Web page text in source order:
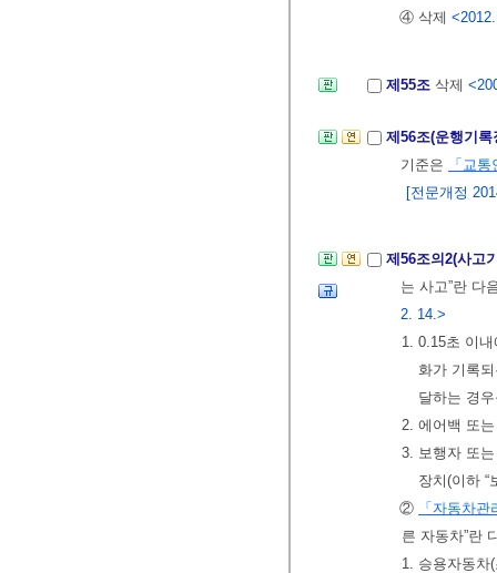
④ 삭제
제55조 삭제
제56조(운행기
기준은
「교
[전문개정
제56조의2(사고
는 사고”란 다
2. 14.>
1. 0.15초 이
화가 기록
달하는 경
2. 에어백 또
3. 보행자 또
장치(이하 “
②
「자동차관
른 자동차”란
1. 승용자동차